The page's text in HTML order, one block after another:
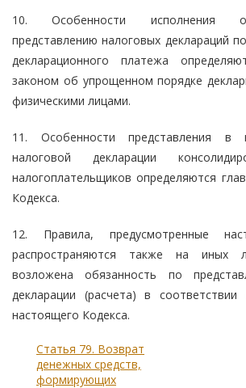
10. Особенности исполнения
представлению налоговых деклараций
декларационного платежа
законом об упрощенном порядке
физическими лицами.
11. Особенности представления в
налоговой декларации
налогоплательщиков определяются
Кодекса.
12. Правила, предусмотренные
распространяются также на иных
возложена обязанность по
декларации (расчета) в
настоящего Кодекса.
Статья 79. Возврат
денежных средств,
формирующих